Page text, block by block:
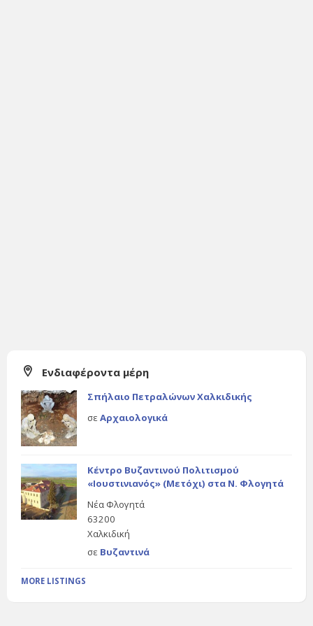
Ενδιαφέροντα μέρη
Σπήλαιο Πετραλώνων Χαλκιδικής
σε Αρχαιολογικά
Κέντρο Βυζαντινού Πολιτισμού
«Ιουστινιανός» (Μετόχι) στα Ν. Φλογητά
Νέα Φλογητά
63200
Χαλκιδική
σε Βυζαντινά
MORE LISTINGS